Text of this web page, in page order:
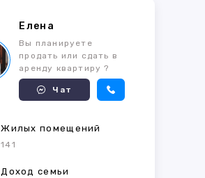
Елена
Вы планируете
продать или сдать в
аренду квартиру ?
Чат
Жилых помещений
141
Доход семьи